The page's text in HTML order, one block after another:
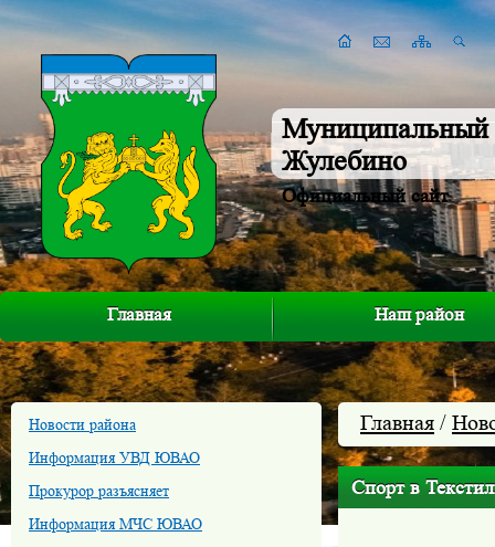
Муниципальный
Жулебино
Официальный сайт
Главная Наш район
Новости района
Информация УВД ЮВАО
Прокурор разъясняет
Информация МЧС ЮВАО
Главная /
Спорт в